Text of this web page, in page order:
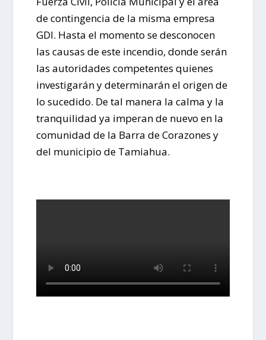
de contingencia de la misma empresa
GDI. Hasta el momento se desconocen
las causas de este incendio, donde serán
las autoridades competentes quienes
investigarán y determinarán el origen de
lo sucedido. De tal manera la calma y la
tranquilidad ya imperan de nuevo en la
comunidad de la Barra de Corazones y
del municipio de Tamiahua.